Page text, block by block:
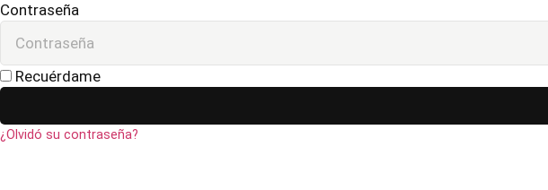
Contraseña
Recuérdame
¿Olvidó su contraseña?